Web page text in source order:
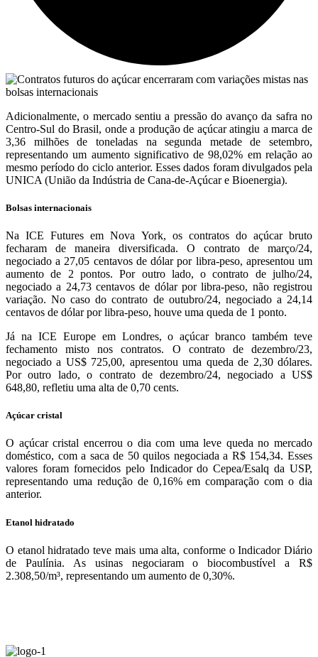
Adicionalmente, o mercado sentiu a pressão do avanço da safra no
Centro-Sul do Brasil, onde a produção de açúcar atingiu a marca de
3,36 milhões de toneladas na segunda metade de setembro,
representando um aumento significativo de 98,02% em relação ao
mesmo período do ciclo anterior. Esses dados foram divulgados pela
UNICA (União da Indústria de Cana-de-Açúcar e Bioenergia).
Bolsas internacionais
Na ICE Futures em Nova York, os contratos do açúcar bruto
fecharam de maneira diversificada. O contrato de março/24,
negociado a 27,05 centavos de dólar por libra-peso, apresentou um
aumento de 2 pontos. Por outro lado, o contrato de julho/24,
negociado a 24,73 centavos de dólar por libra-peso, não registrou
variação. No caso do contrato de outubro/24, negociado a 24,14
centavos de dólar por libra-peso, houve uma queda de 1 ponto.
Já na ICE Europe em Londres, o açúcar branco também teve
fechamento misto nos contratos. O contrato de dezembro/23,
negociado a US$ 725,00, apresentou uma queda de 2,30 dólares.
Por outro lado, o contrato de dezembro/24, negociado a US$
648,80, refletiu uma alta de 0,70 cents.
Açúcar cristal
O açúcar cristal encerrou o dia com uma leve queda no mercado
doméstico, com a saca de 50 quilos negociada a R$ 154,34. Esses
valores foram fornecidos pelo Indicador do Cepea/Esalq da USP,
representando uma redução de 0,16% em comparação com o dia
anterior.
Etanol hidratado
O etanol hidratado teve mais uma alta, conforme o Indicador Diário
de Paulínia. As usinas negociaram o biocombustível a R$
2.308,50/m³, representando um aumento de 0,30%.